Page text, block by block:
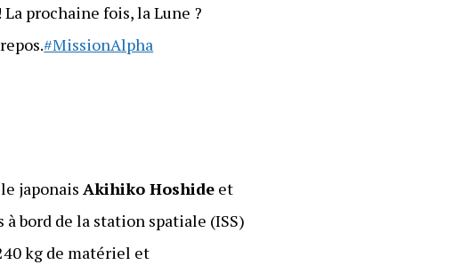
prochaine fois, la Lune ?
#MissionAlpha
japonais Akihiko Hoshide et
bord de la station spatiale (ISS)
kg de matériel et